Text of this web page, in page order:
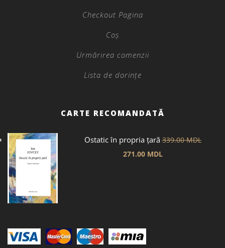
Checkout Pagina
Coș
Urmărirea comenzii
Lista de dorințe
CARTE RECOMANDATĂ
Ostatic în propria țară 339.00MDL
271.00 MDL